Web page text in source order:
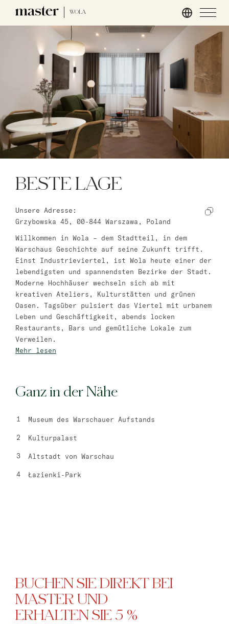
WOLA
master Altona
Salzburg
master Mirabell
master Linzergasse
London
master Cannon
Rom
Barcelona
Athen
master Plaka
Mazeh Tel Aviv
Bat Jam
BESTE LAGE
Unsere Adresse:
Grzybowska 45, 00-844 Warszawa, Poland
Willkommen in Wola – dem Stadtteil, in dem
Warschaus Geschichte auf seine Zukunft trifft.
Einst Industrieviertel, ist Wola heute einer der
lebendigsten und spannendsten Bezirke der Stadt.
Moderne Hochhäuser wechseln sich ab mit
kreativen Ateliers, Kulturstätten und grünen
Oasen. Tagsüber pulsiert das Viertel mit urbanem
Leben und Geschäftigkeit, abends locken
Restaurants, Bars und gemütliche Lokale zum
Verweilen.
Mehr lesen
Ganz in der Nähe
Museum des Warschauer Aufstands
Kulturpalast
Altstadt von Warschau
Łazienki-Park
BUCHEN SIE DIREKT BEI
MASTER UND
ERHALTEN SIE 5 %